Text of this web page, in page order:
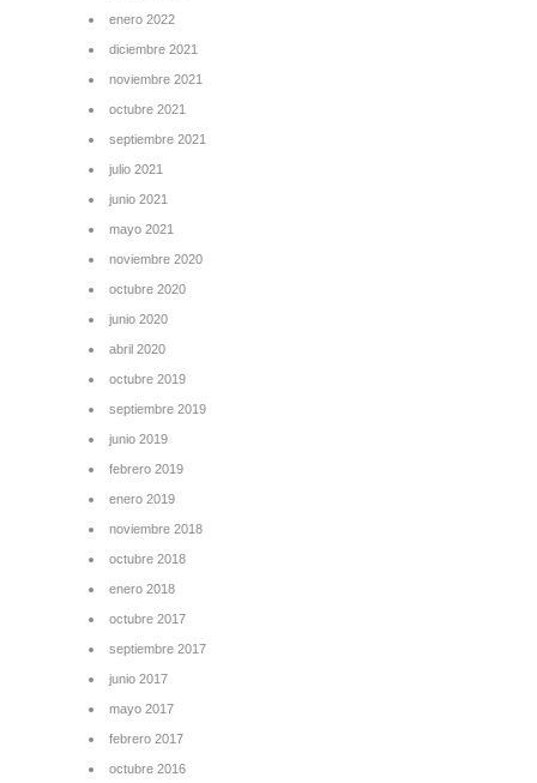
enero 2022
diciembre 2021
noviembre 2021
octubre 2021
septiembre 2021
julio 2021
junio 2021
mayo 2021
noviembre 2020
octubre 2020
junio 2020
abril 2020
octubre 2019
septiembre 2019
junio 2019
febrero 2019
enero 2019
noviembre 2018
octubre 2018
enero 2018
octubre 2017
septiembre 2017
junio 2017
mayo 2017
febrero 2017
octubre 2016